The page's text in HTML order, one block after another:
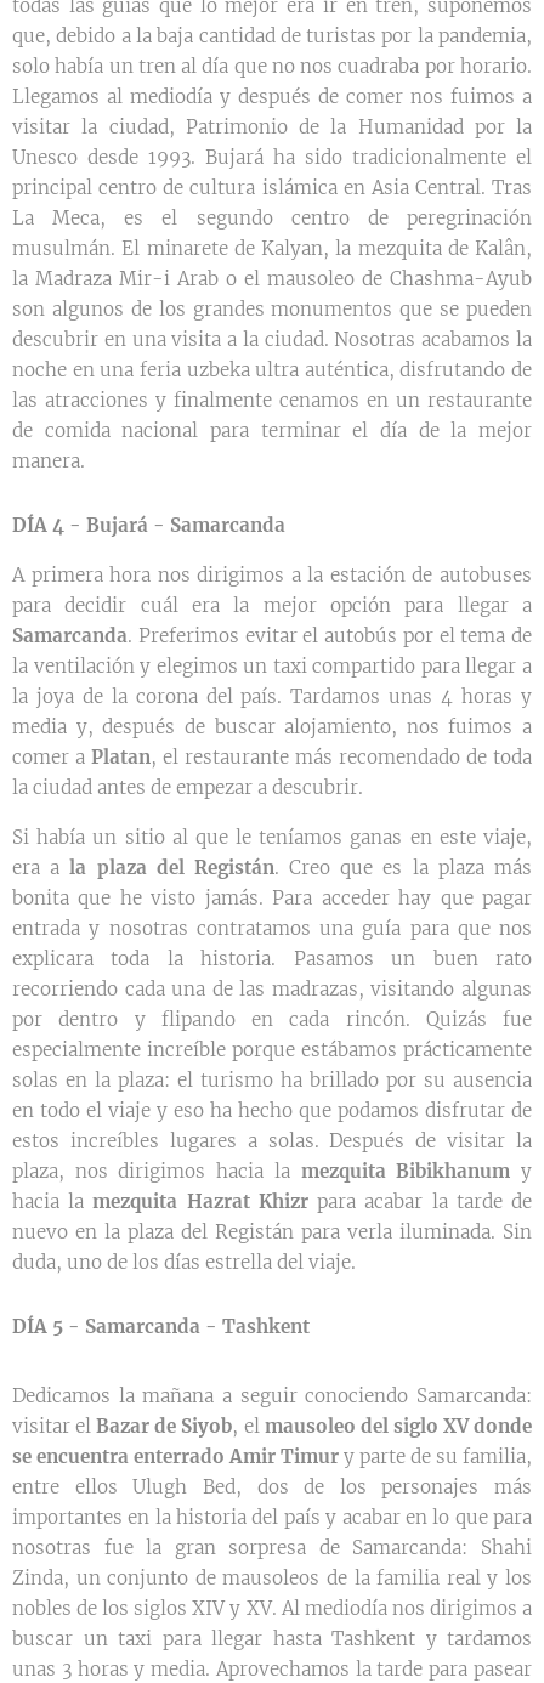
todas las guías que lo mejor era ir en tren, suponemos
que, debido a la baja cantidad de turistas por la pandemia,
solo había un tren al día que no nos cuadraba por horario.
Llegamos al mediodía y después de comer nos fuimos a
visitar la ciudad, Patrimonio de la Humanidad por la
Unesco desde 1993. Bujará ha sido tradicionalmente el
principal centro de cultura islámica en Asia Central. Tras
La Meca, es el segundo centro de peregrinación
musulmán. El minarete de Kalyan, la mezquita de Kalân,
la Madraza Mir-i Arab o el mausoleo de Chashma-Ayub
son algunos de los grandes monumentos que se pueden
descubrir en una visita a la ciudad. Nosotras acabamos la
noche en una feria uzbeka ultra auténtica, disfrutando de
las atracciones y finalmente cenamos en un restaurante
de comida nacional para terminar el día de la mejor
manera.
DÍA 4 - Bujará - Samarcanda
A primera hora nos dirigimos a la estación de autobuses
para decidir cuál era la mejor opción para llegar a
Samarcanda. Preferimos evitar el autobús por el tema de
la ventilación y elegimos un taxi compartido para llegar a
la joya de la corona del país. Tardamos unas 4 horas y
media y, después de buscar alojamiento, nos fuimos a
comer a Platan, el restaurante más recomendado de toda
la ciudad antes de empezar a descubrir.
Si había un sitio al que le teníamos ganas en este viaje,
era ala plaza del Registán. Creo que es la plaza más
bonita que he visto jamás. Para acceder hay que pagar
entrada y nosotras contratamos una guía para que nos
explicara toda la historia. Pasamos un buen rato
recorriendo cada una de las madrazas, visitando algunas
por dentro y flipando en cada rincón. Quizás fue
especialmente increíble porque estábamos prácticamente
solas en la plaza: el turismo ha brillado por su ausencia
en todo el viaje y eso ha hecho que podamos disfrutar de
estos increíbles lugares a solas. Después de visitar la
plaza, nos dirigimos hacia la mezquita Bibikhanum y
hacia lamezquita Hazrat Khizrpara acabar la tarde de
nuevo en la plaza del Registán para verla iluminada. Sin
duda, uno de los días estrella del viaje.
DÍA 5 - Samarcanda - Tashkent
Dedicamos la mañana a seguir conociendo Samarcanda:
visitar elBazar de Siyob, el mausoleo del siglo XV donde
se encuentra enterrado Amir Timur y parte de su familia,
entre ellos Ulugh Bed, dos de los personajes más
importantes en la historia del país y acabar en lo que para
nosotras fue la gran sorpresa de Samarcanda: Shahi
Zinda, un conjunto de mausoleos de la familia real y los
nobles de los siglos XIV y XV. Al mediodía nos dirigimos a
buscar un taxi para llegar hasta Tashkent y tardamos
unas 3 horas y media. Aprovechamos la tarde para pasear